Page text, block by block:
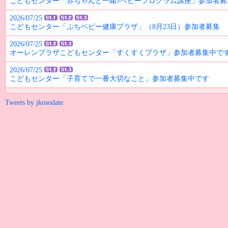
2026/07/25
こどもセンター「ぷちベビー健康プラザ」（8月23日）参加者募集
2026/07/25
オーレンプラザこどもセンター「すくすくプラザ」参加者募集中で
2026/07/25
こどもセンター「子育てで一番大切なこと」参加者募集中です
Tweets by jkosodate